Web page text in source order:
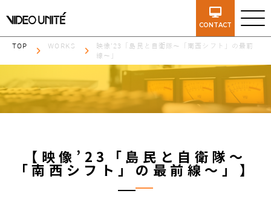
CONTACT
TOP WORKS
映像’23「島民と自衛隊～「南西シフト」の最前
線～」
【映像’23「島民と自衛隊～
「南西シフト」の最前線～」】